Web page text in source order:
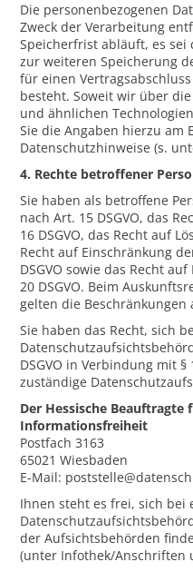
Die personenbezogenen
Zweck der Verarbeitung
Speicherfrist abläuft, es
zur weiteren Speicherung
für einen
besteht. Soweit wir über
und ähnlichen
Sie die Angaben hierzu am
Datenschutzhinweise (s.
4. Rechte betroffener
Sie haben als betroffene
nach Art. 15 DSGVO, das
16 DSGVO, das Recht auf
Recht auf Einschränkung
DSGVO sowie das Recht
20 DSGVO. Beim
gelten die Beschränkungen
Sie haben das Recht, sich
DSGVO in Verbindung mit §
zuständige
Der Hessische Beauftragte
Informationsfreiheit
Postfach 3163
65021 Wiesbaden
E-Mail:
Ihnen steht es frei, sich bei
der Aufsichtsbehörden
(unter Infothek/Anschriften